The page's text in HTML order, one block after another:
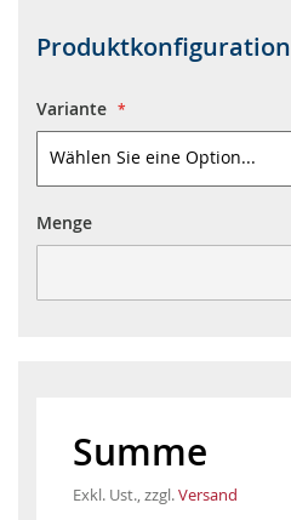
Produktkonfiguration
Variante
Menge
Summe
Exkl. Ust., zzgl.Versand